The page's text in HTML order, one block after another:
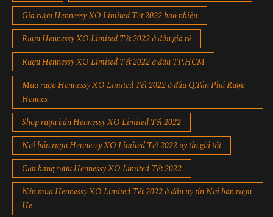
Giá rượu Hennessy XO Limited Tết 2022 bao nhiêu
Rượu Hennessy XO Limited Tết 2022 ở đâu giá rẻ
Rượu Hennessy XO Limited Tết 2022 ở đâu TP.HCM
Mua rượu Hennessy XO Limited Tết 2022 ở đâu Q.Tân Phú Rượu
Hennes
Shop rượu bán Hennessy XO Limited Tết 2022
Nơi bán rượu Hennessy XO Limited Tết 2022 uy tín giá tốt
Cửa hàng rượu Hennessy XO Limited Tết 2022
Nên mua Hennessy XO Limited Tết 2022 ở đâu uy tín Nơi bán rượu
He